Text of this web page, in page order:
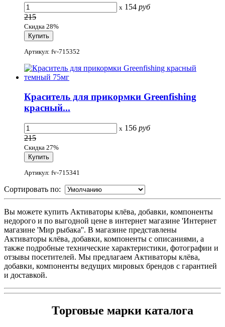
x 154 руб
215
Скидка 28%
Артикул: fv-715352
Краситель для прикормки Greenfishing
красный...
x 156 руб
215
Скидка 27%
Артикул: fv-715341
Сортировать по:
Вы можете купить Активаторы клёва, добавки, компоненты
недорого и по выгодной цене в интернет магазине 'Интернет
магазине 'Мир рыбака''. В магазине представлены
Активаторы клёва, добавки, компоненты с описаниями, а
также подробные технические характеристики, фотографии и
отзывы посетителей. Мы предлагаем Активаторы клёва,
добавки, компоненты ведущих мировых брендов с гарантией
и доставкой.
Торговые марки каталога